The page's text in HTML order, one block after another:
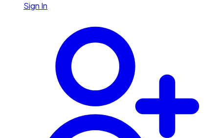
Sign In